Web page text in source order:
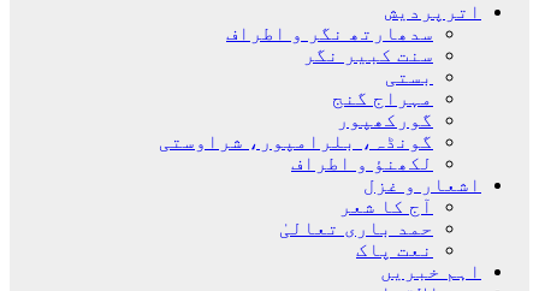
اترپردیش
سدھارتھ نگر و اطراف
سنت کبیر نگر
بستی
مہراج گنج
گورکھپور
گونڈہ، بلرامپور، شراوستی
لکھنؤ و اطراف
اشعار و غزل
آج کا شعر
حمد باری تعالیٰ
نعت پاک
اہم خبریں